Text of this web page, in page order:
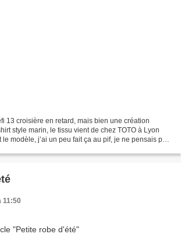
13 croisière en retard, mais bien une création
style marin, le tissu vient de chez TOTO à Lyon
modèle, j’ai un peu fait ça au pif, je ne pensais pas
11:50